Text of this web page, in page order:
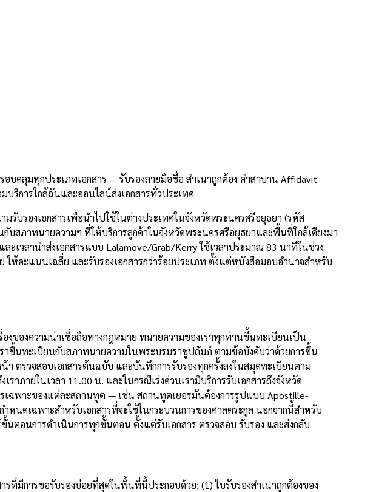
บคลุมทุกประเภทเอกสาร — รับรองลายมือชื่อ สำเนาถูกต้อง คำสาบาน Affidavit
ริการใกล้ฉันและออนไลน์ส่งเอกสารทั่วประเทศ
รับรองเอกสารเพื่อนำไปใช้ในต่างประเทศในจังหวัดพระนครศรีอยุธยา (รหัส
สภาทนายความฯ ที่ให้บริการลูกค้าในจังหวัดพระนครศรีอยุธยาและพื้นที่ใกล้เคียงมา
เวลานำส่งเอกสารแบบ Lalamove/Grab/Kerry ใช้เวลาประมาณ 83 นาทีในช่วง
ให้คะแนนเฉลี่ย และรับรองเอกสารกว่าร้อยประเภท ตั้งแต่หนังสือมอบอำนาจสำหรับ
องของความน่าเชื่อถือทางกฎหมาย ทนายความของเราทุกท่านขึ้นทะเบียนเป็น
าขึ้นทะเบียนกับสภาทนายความในพระบรมราชูปถัมภ์ ตามข้อบังคับว่าด้วยการขึ้น
ตรวจสอบเอกสารต้นฉบับ และบันทึกการรับรองทุกครั้งลงในสมุดทะเบียนตาม
าภายในเวลา 11.00 น. และในกรณีเร่งด่วนเรามีบริการรับเอกสารถึงจังหวัด
รเฉพาะของแต่ละสถานทูต — เช่น สถานทูตเยอรมันต้องการรูปแบบ Apostille-
นดเฉพาะสำหรับเอกสารที่จะใช้ในกระบวนการของศาลตระกูล นอกจากนี้สำหรับ
ตอนการดำเนินการทุกขั้นตอน ตั้งแต่รับเอกสาร ตรวจสอบ รับรอง และส่งกลับ
ที่มีการขอรับรองบ่อยที่สุดในพื้นที่นี้ประกอบด้วย: (1) ใบรับรองสำเนาถูกต้องของ